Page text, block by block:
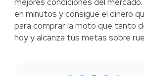
en minutos y consigue el dinero
para comprar la moto que tanto
hoy y alcanza tus metas sobre